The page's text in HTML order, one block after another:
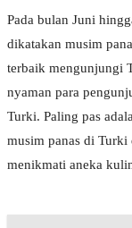
Pada bulan Juni
dikatakan musim
terbaik mengunjungi
nyaman para
Turki. Paling pas
musim panas di Turki
menikmati aneka